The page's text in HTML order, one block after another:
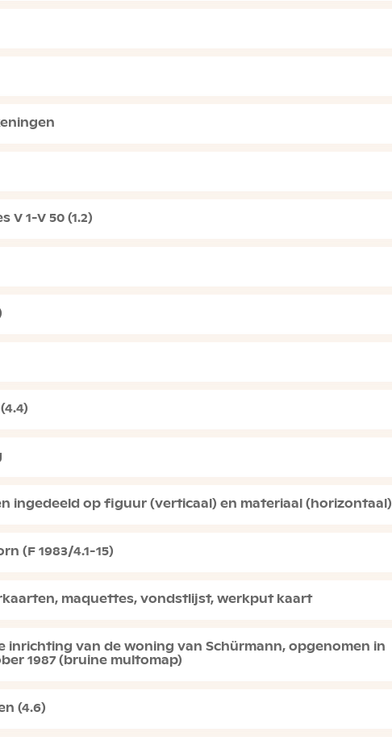
V 1-V 50 (1.2)
ingedeeld op figuur (verticaal) en materiaal (horizontaal)
(F 1983/4.1-15)
maquettes, vondstlijst, werkput kaart
inrichting van de woning van Schürmann, opgenomen in
1987 (bruine multomap)
(4.6)